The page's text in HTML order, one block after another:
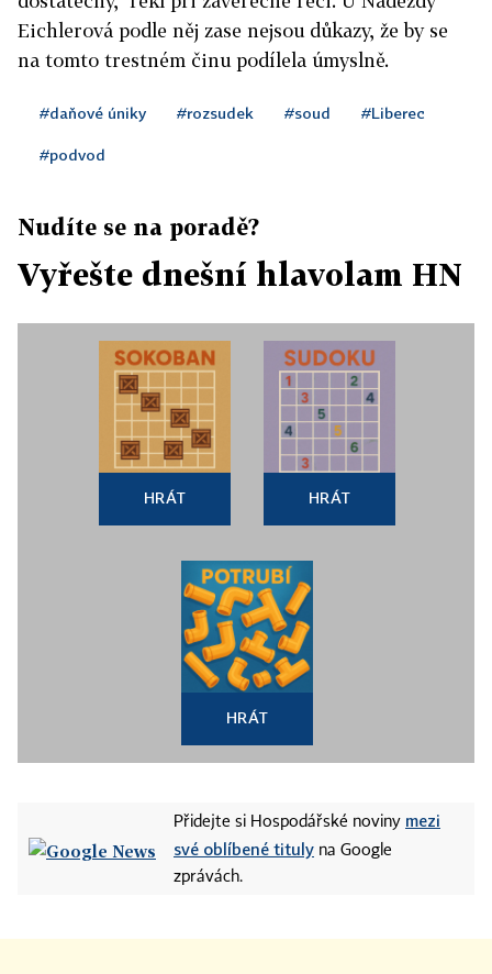
Eichlerová podle něj zase nejsou důkazy, že by se
na tomto trestném činu podílela úmyslně.
#daňové úniky #rozsudek #soud #Liberec
#podvod
Nudíte se na poradě?
Vyřešte dnešní hlavolam HN
HRÁT HRÁT
HRÁT
Přidejte si Hospodářské noviny mezi
své oblíbené tituly na Google
zprávách.